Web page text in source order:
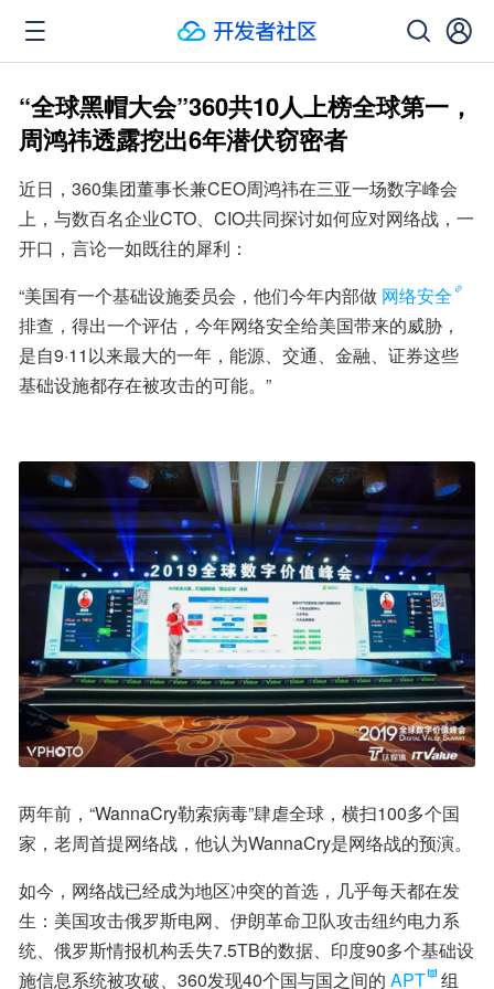
“全球黑帽大会”360共10人上榜全球第一，
周鸿祎透露挖出6年潜伏窃密者
近日，360集团董事长兼CEO周鸿祎在三亚一场数字峰会
上，与数百名企业CTO、CIO共同探讨如何应对网络战，一
开口，言论一如既往的犀利：
“美国有一个基础设施委员会，他们今年内部做 网络安全
排查，得出一个评估，今年网络安全给美国带来的威胁，
是自9·11以来最大的一年，能源、交通、金融、证券这些
基础设施都存在被攻击的可能。”
两年前，“WannaCry勒索病毒”肆虐全球，横扫100多个国
家，老周首提网络战，他认为WannaCry是网络战的预演。
如今，网络战已经成为地区冲突的首选，几乎每天都在发
生：美国攻击俄罗斯电网、伊朗革命卫队攻击纽约电力系
统、俄罗斯情报机构丢失7.5TB的数据、印度90多个基础设
施信息系统被攻破、360发现40个国与国之间的 APT 组